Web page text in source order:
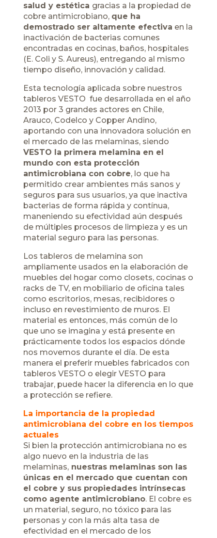
salud y estética gracias a la propiedad de
cobre antimicrobiano, que ha
demostrado ser altamente efectiva en la
inactivación de bacterias comunes
encontradas en cocinas, baños, hospitales
(E. Coli y S. Aureus), entregando al mismo
tiempo diseño, innovación y calidad.
Esta tecnología aplicada sobre nuestros
tableros VESTO fue desarrollada en el año
2013 por 3 grandes actores en Chile,
Arauco, Codelco y Copper Andino,
aportando con una innovadora solución en
el mercado de las melaminas, siendo
VESTO la primera melamina en el
mundo con esta protección
antimicrobiana con cobre, lo que ha
permitido crear ambientes más sanos y
seguros para sus usuarios, ya que inactiva
bacterias de forma rápida y contínua,
maneniendo su efectividad aún después
de múltiples procesos de limpieza y es un
material seguro para las personas.
Los tableros de melamina son
ampliamente usados en la elaboración de
muebles del hogar como closets, cocinas o
racks de TV, en mobiliario de oficina tales
como escritorios, mesas, recibidores o
incluso en revestimiento de muros. El
material es entonces, más común de lo
que uno se imagina y está presente en
prácticamente todos los espacios dónde
nos movemos durante el día. De esta
manera el preferir muebles fabricados con
tableros VESTO o elegir VESTO para
trabajar, puede hacer la diferencia en lo que
a protección se refiere.
La importancia de la propiedad
antimicrobiana del cobre en los tiempos
actuales
Si bien la protección antimicrobiana no es
algo nuevo en la industria de las
melaminas, nuestras melaminas son las
únicas en el mercado que cuentan con
el cobre y sus propiedades intrínsecas
como agente antimicrobiano. El cobre es
un material, seguro, no tóxico para las
personas y con la más alta tasa de
efectividad en el mercado de los